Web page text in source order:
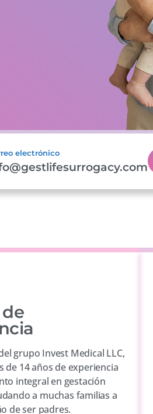
electrónico
de
grupo Invest Medical LLC,
de 14 años de experiencia
integral en gestación
a muchas familias a
de ser padres.